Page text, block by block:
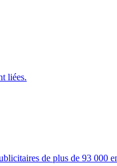
liées.
de plus de 93 000